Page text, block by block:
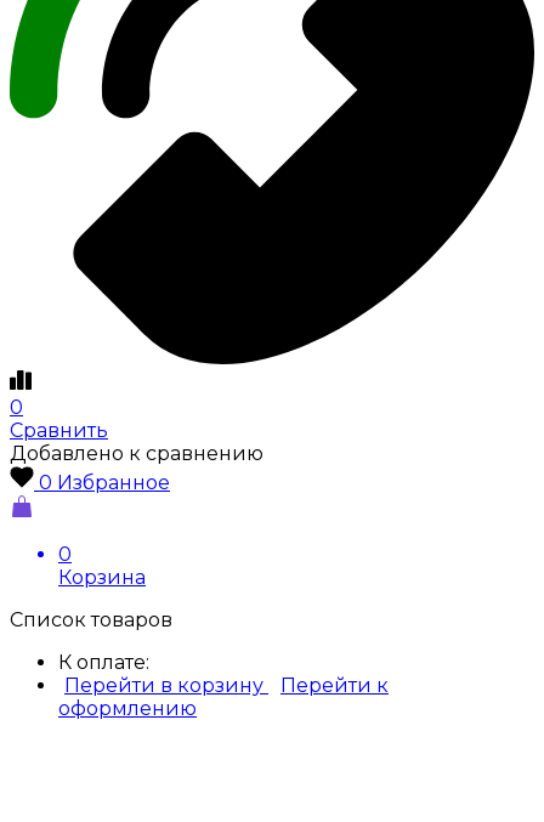
0
Сравнить
Добавлено к сравнению
0 Избранное
0
Корзина
Список товаров
К оплате:
Перейти в корзину
Перейти к
оформлению